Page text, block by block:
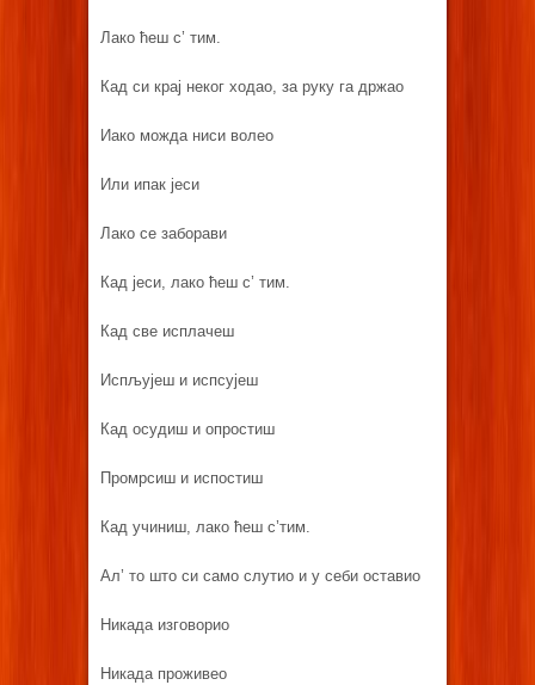
Лако ћеш с’ тим.
Кад си крај неког ходао, за руку га држао
Иако можда ниси волео
Или ипак јеси
Лако се заборави
Кад јеси, лако ћеш с’ тим.
Кад све исплачеш
Испљујеш и испсујеш
Кад осудиш и опростиш
Промрсиш и испостиш
Кад учиниш, лако ћеш с’тим.
Ал’ то што си само слутио и у себи оставио
Никада изговорио
Никада проживео